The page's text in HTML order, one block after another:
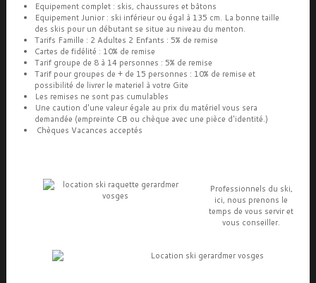
Equipement complet : skis, chaussures et bâtons
Equipement Junior : ski inférieur ou égal à 135 cm. La bonne taille
des skis pour un débutant se situe au niveau du menton.
Tarifs Famille : 2 Adultes 2 Enfants : 5% de remise
Cartes de fidélité : 10% de remise
Tarif groupe de 8 à 14 personnes : 5% de remise
Tarif pour groupes de + de 15 personnes : 10% de remise et
possibilité de livrer le materiel à votre Gite
Les remises ne sont pas cumulables
Une caution d'une valeur égale au prix du matériel vous sera
demandée (empreinte CB ou chèque avec une pièce d'identité.)
Chèques Vacances acceptés
Professionnels du ski,
ici, nous prenons le
temps de vous servir et
vous conseiller.